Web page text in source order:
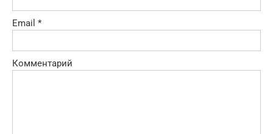
Email *
Комментарий